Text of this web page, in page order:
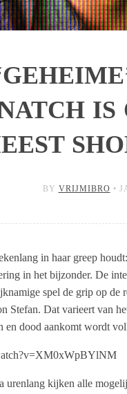
IS
BY VRIJMIBRO •
in haar greep houdt:
in het bijzonder. De
spel de grip op de
Stefan. Dat varieert van
en dood aankomt wordt
urenlang kijken alle